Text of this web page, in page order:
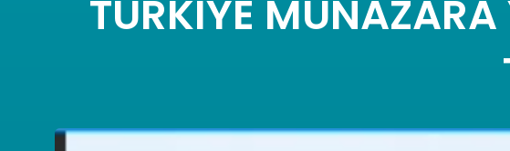
TÜRKİYE MÜNAZARA